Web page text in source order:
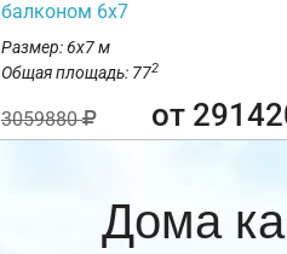
балконом 6х7
Размер: 6х7 м
Общая площадь: 772
3059880 от
Дома